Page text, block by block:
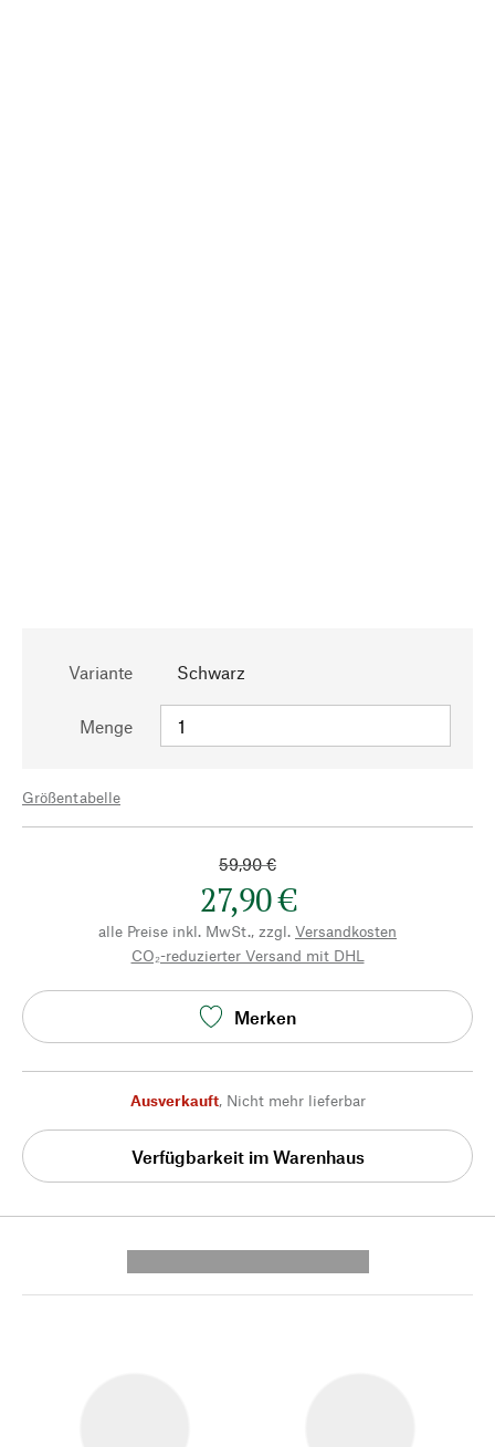
Variante Schwarz
Menge
Größentabelle
59,90 €
27,90 €
alle Preise inkl. MwSt., zzgl. Versandkosten
CO₂-reduzierter Versand mit DHL
Merken
Ausverkauft, Nicht mehr lieferbar
Verfügbarkeit im Warenhaus